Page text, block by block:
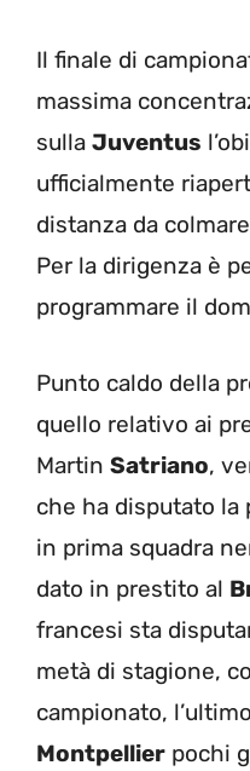
Il finale di
massima
sulla Juventus
ufficialmente
distanza da
Per la dirigenza è
programmare il
Punto caldo della
quello relativo ai
Martin Satriano,
che ha disputato la
in prima squadra
dato in prestito al
francesi sta
metà di stagione,
campionato,
Montpellier pochi